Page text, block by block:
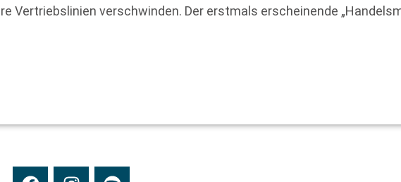
Vertriebslinien verschwinden. Der erstmals erscheinende